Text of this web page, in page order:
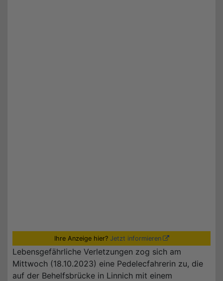
Ihre Anzeige hier? Jetzt informieren
Lebensgefährliche Verletzungen zog sich am
Mittwoch (18.10.2023) eine Pedelecfahrerin zu, die
auf der Behelfsbrücke in Linnich mit einem